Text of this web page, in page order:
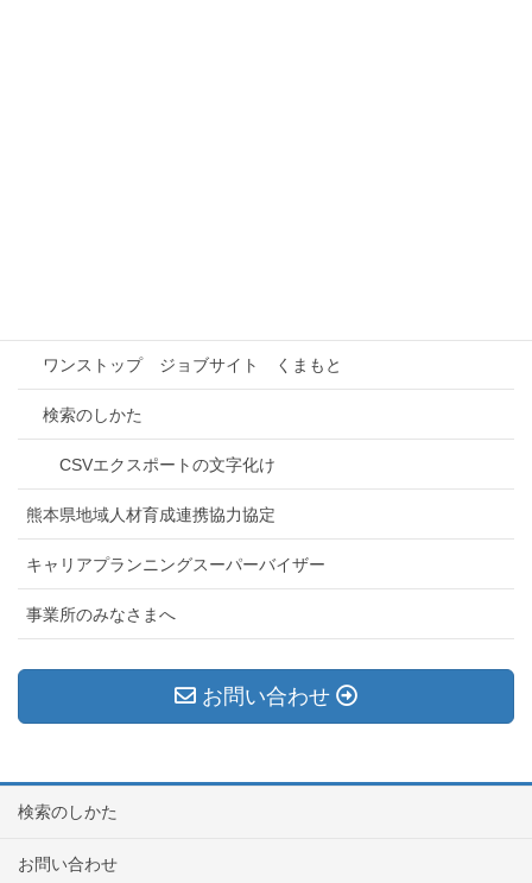
ワンストップ ジョブサイト くまもと
検索のしかた
CSVエクスポートの文字化け
熊本県地域人材育成連携協力協定
キャリアプランニングスーパーバイザー
事業所のみなさまへ
お問い合わせ
検索のしかた
お問い合わせ